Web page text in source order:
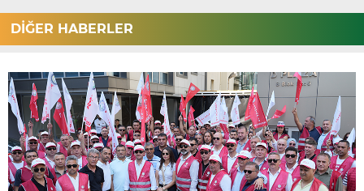
DİĞER HABERLER